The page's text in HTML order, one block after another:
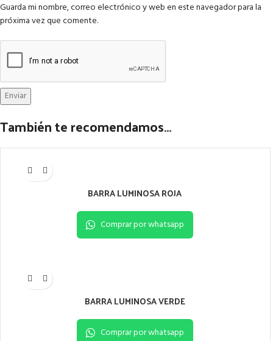
Guarda mi nombre, correo electrónico y web en este navegador para la
próxima vez que comente.
También te recomendamos…
BARRA LUMINOSA ROJA
Comprar por whatsapp
BARRA LUMINOSA VERDE
Comprar por whatsapp